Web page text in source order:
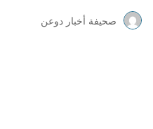
صحيفة أخبار دوعن